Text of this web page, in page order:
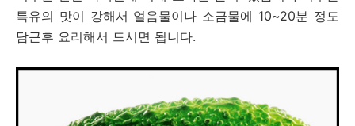
특유의 맛이 강해서 얼음물이나 소금물에 10~20분 정도
담근후 요리해서 드시면 됩니다.